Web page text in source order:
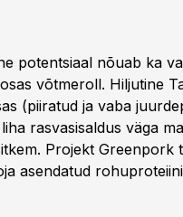
potentsiaal nõuab ka
võtmeroll. Hiljutine
(piiratud ja vaba
rasvasisaldus väga
Projekt Greenpork
asendatud